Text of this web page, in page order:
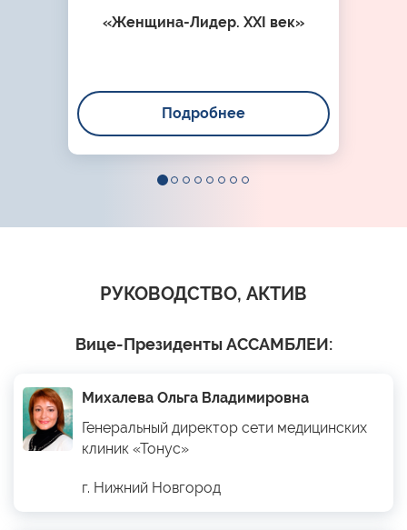
«Женщина-Лидер. XXI век»
Подробнее
РУКОВОДСТВО, АКТИВ
Вице-Президенты АССАМБЛЕИ:
Михалева Ольга Владимировна
Генеральный директор сети медицинских
клиник «Тонус»
г. Нижний Новгород